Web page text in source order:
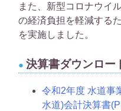
また、新型コロナウイ
の経済負担を軽減する
を実施しました。
決算書ダウンロー
令和2年度 水道事
水道)会計決算書